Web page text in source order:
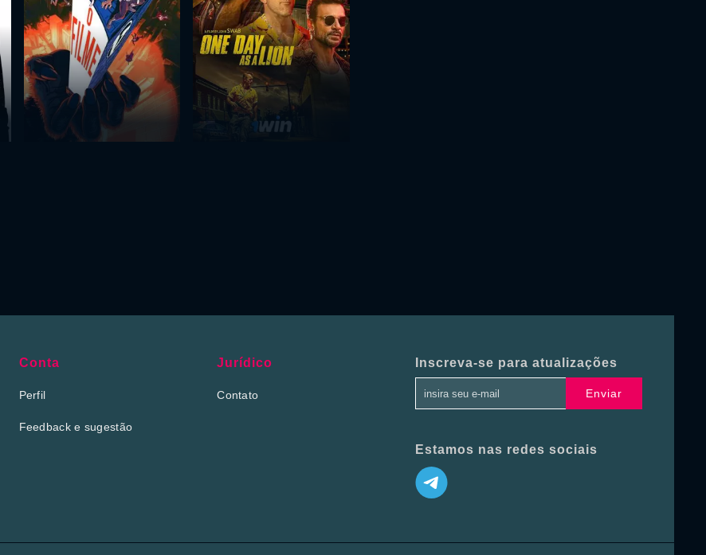
Conta
Perfil
Feedback e sugestão
Jurídico
Contato
Inscreva-se para atualizações
Enviar
Estamos nas redes sociais